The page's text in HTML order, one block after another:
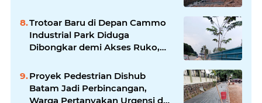
Trotoar Baru di Depan Cammo
Industrial Park Diduga
Dibongkar demi Akses Ruko,
Proyek Pedestrian Dishub
Batam Jadi Perbincangan,
Warga Pertanyakan Urgensi dan